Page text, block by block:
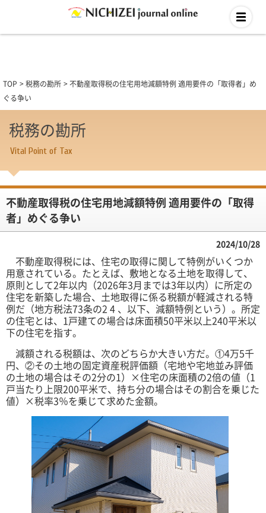
TOP 税務の勘所
不動産取得税の住宅用地減額特例 適用要件の「取得者」め
ぐる争い
税務の勘所
Vital Point of Tax
不動産取得税の住宅用地減額特例 適用要件の「取得
者」めぐる争い
2024/10/28
不動産取得税には、住宅の取得に関して特例がいくつか
用意されている。たとえば、敷地となる土地を取得して、
原則として2年以内（2026年3月までは3年以内）に所定の
住宅を新築した場合、土地取得に係る税額が軽減される特
例だ（地方税法73条の2 4 、以下、減額特例という）。所定
の住宅とは、1戸建ての場合は床面積50平米以上240平米以
下の住宅を指す。
減額される税額は、次のどちらか大きい方だ。①4万5千
円、②その土地の固定資産税評価額（宅地や宅地並み評価
の土地の場合はその2分の1）×住宅の床面積の2倍の値（1
戸当たり上限200平米で、持ち分の場合はその割合を乗じた
値）×税率3％を乗じて求めた金額。